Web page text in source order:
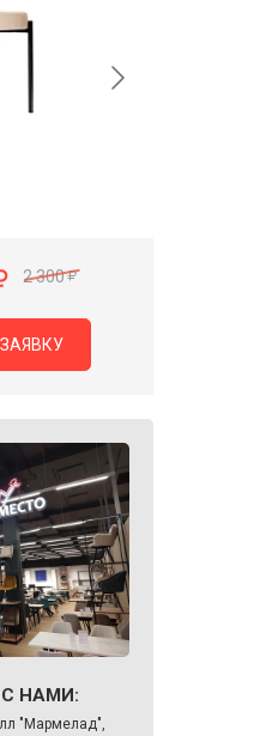
2 300
НАМИ:
"Мармелад",